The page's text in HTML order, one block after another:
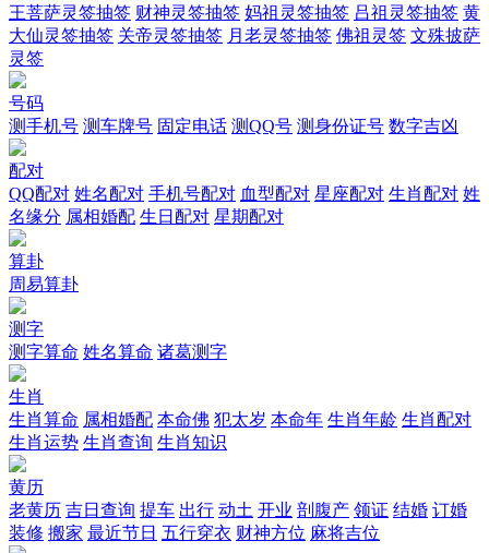
王菩萨灵签抽签 财神灵签抽签 妈祖灵签抽签 吕祖灵签抽签 黄
大仙灵签抽签 关帝灵签抽签 月老灵签抽签 佛祖灵签 文殊披萨
灵签
号码
测手机号 测车牌号 固定电话 测QQ号 测身份证号 数字吉凶
配对
QQ配对 姓名配对 手机号配对 血型配对 星座配对 生肖配对 姓
名缘分 属相婚配 生日配对 星期配对
算卦
周易算卦
测字
测字算命 姓名算命 诸葛测字
生肖
生肖算命 属相婚配 本命佛 犯太岁 本命年 生肖年龄 生肖配对
生肖运势 生肖查询 生肖知识
黄历
老黄历 吉日查询 提车 出行 动土 开业 剖腹产 领证 结婚 订婚
装修 搬家 最近节日 五行穿衣 财神方位 麻将吉位